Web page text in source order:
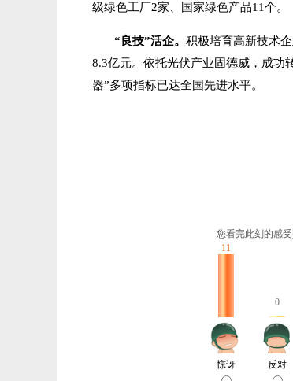
级绿色工厂2家、国家绿色产品11个。
“良技”活企。积极培育高新技术
8.3亿元。依托光伏产业固德威，成功
器”多项指标已达全国先进水平。
您看完此刻的感
11
0
惊讶 反对